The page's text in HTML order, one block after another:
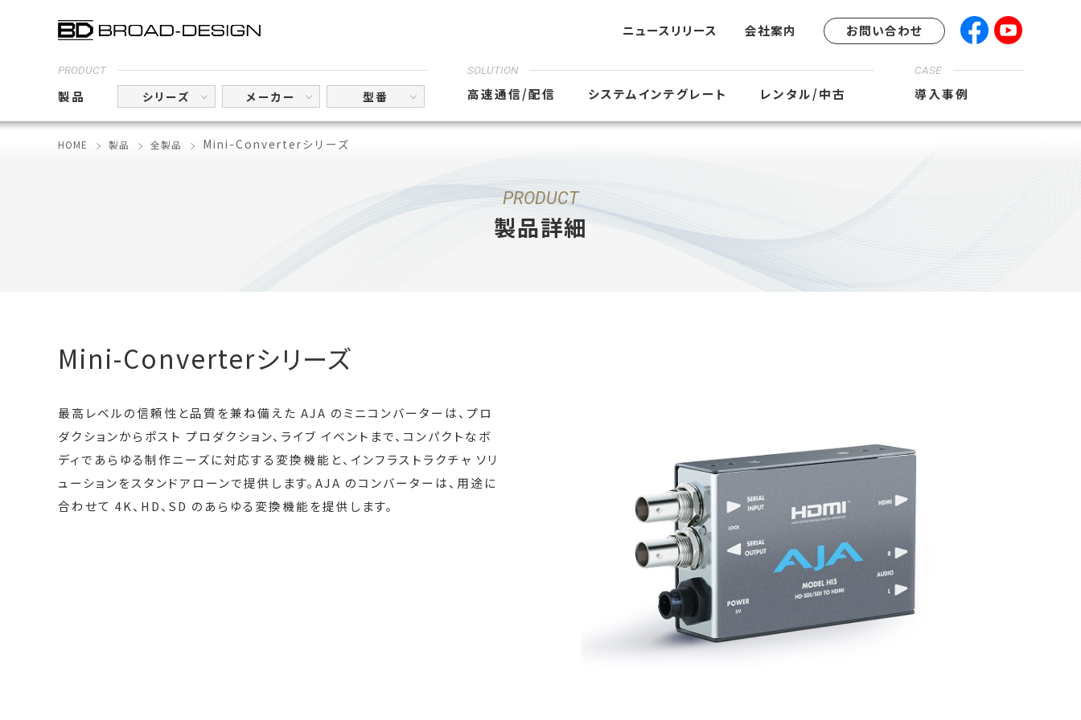
ニュースリリース 会社案内 お問い合わせ
PRODUCT
製品 シリーズ メーカー 型番
SOLUTION
高速通信/配信 システムインテグレート レンタル/中古
CASE
導入事例
HOME 製品 全製品 Mini-Converterシリーズ
PRODUCT
製品詳細
Mini-Converterシリーズ
最高レベルの信頼性と品質を兼ね備えた AJA のミニコンバーターは、プロ
ダクションからポスト プロダクション、ライブ イベントまで、コンパクトなボ
ディであらゆる制作ニーズに対応する変換機能と、インフラストラクチャ ソリ
ューションをスタンドアローンで提供します。AJA のコンバーターは、用途に
合わせて 4K、HD、SD のあらゆる変換機能を提供します。